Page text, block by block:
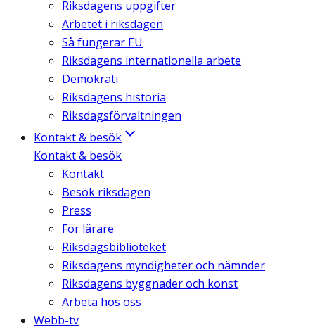
Riksdagens uppgifter
Arbetet i riksdagen
Så fungerar EU
Riksdagens internationella arbete
Demokrati
Riksdagens historia
Riksdagsförvaltningen
Kontakt & besök
Kontakt & besök
Kontakt
Besök riksdagen
Press
För lärare
Riksdagsbiblioteket
Riksdagens myndigheter och nämnder
Riksdagens byggnader och konst
Arbeta hos oss
Webb-tv